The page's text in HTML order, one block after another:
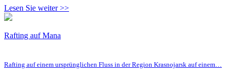
Lesen Sie weiter >>
Rafting auf Mana
Rafting auf einem ursprünglichen Fluss in der Region Krasnojarsk auf einem…